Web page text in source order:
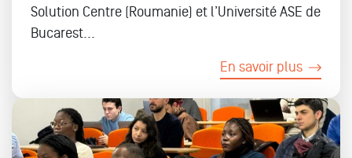
Solution Centre (Roumanie) et l’Université ASE de
Bucarest...
En savoir plus